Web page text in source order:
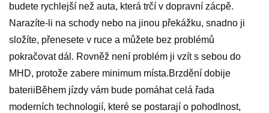
budete rychlejší než auta, která trčí v dopravní zácpě.
Narazíte-li na schody nebo na jinou překážku, snadno ji
složíte, přenesete v ruce a můžete bez problémů
pokračovat dál. Rovněž není problém ji vzít s sebou do
MHD, protože zabere minimum místa.Brzdění dobije
bateriiBěhem jízdy vám bude pomáhat celá řada
moderních technologií, které se postarají o pohodlnost,